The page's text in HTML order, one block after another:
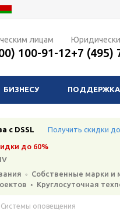
лицам
100-91-12+7 (495)
БИЗНЕСУ ПОДДЕРЖКА
с DSSL Получить скидки
до 60%
◦ Собственные марки
◦ Круглосуточная
Системы оповещения